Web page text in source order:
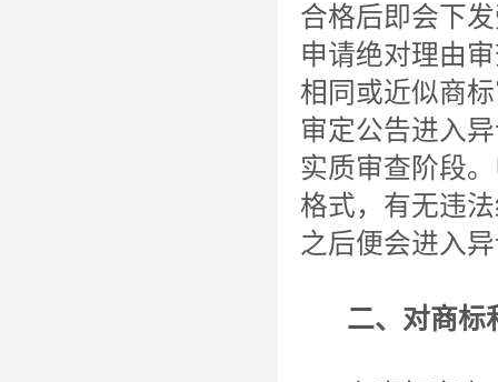
合格后即会下
申请绝对理由
相同或近似商
审定公告进入
实质审查阶段
格式，有无违
之后便会进入
二、对商标